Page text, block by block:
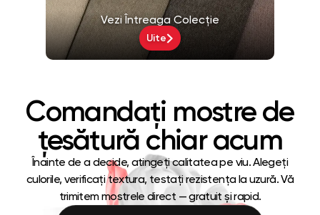
Vezi Întreaga Colecție
Uite
Comandați mostre de
țesătură chiar acum
Înainte de a decide, atingeți calitatea pe viu. Alegeți
culorile, verificați textura, testați rezistența la uzură. Vă
trimitem mostrele direct — gratuit și rapid.